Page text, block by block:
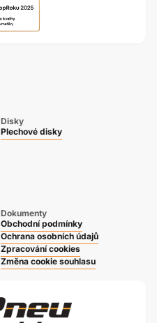
Disky
Plechové disky
Dokumenty
Obchodní podmínky
Ochrana osobních údajů
Zpracování cookies
Změna cookie souhlasu